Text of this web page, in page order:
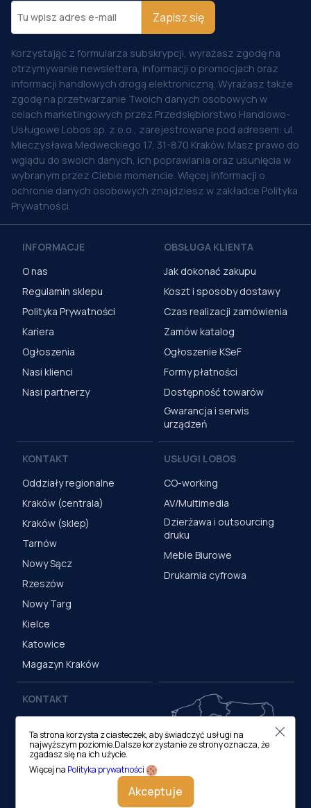
Zapisz się
Korzystając z formularza subskrypcji, wyrażasz zgodę na
otrzymywanie newslettera, informacji o promocjach oraz
informacji handlowych drogą elektroniczną. Wyrażasz także
zgodę na przetwarzanie Twoich danych osobowych w
celach marketingowych przez Przedsiębiorstwo Handlowo-
Usługowe Lobos sp. z o.o., zarejestrowane pod adresem: ul.
Mieczysława Medweckiego 17, 31-870 Kraków. Masz prawo do
wglądu do swoich danych, ich poprawiania oraz usunięcia w
wybranym przez Ciebie momencie. Więcej informacji o
ochronie danych osobowych znajdziesz w zakładce Polityka
Prywatności.
INFORMACJE
O nas
Regulamin sklepu
Polityka Prywatności
Kariera
Ogłoszenia
Nasi klienci
Nasi partnerzy
OBSŁUGA KLIENTA
Jak dokonać zakupu
Koszt i sposoby dostawy
Czas realizacji zamówienia
Zamów katalog
Ogłoszenie KSeF
Formy płatności
Dostępność towarów
Gwarancja i serwis
urządzeń
KONTAKT
Oddziały regionalne
Kraków (centrala)
Kraków (sklep)
Tarnów
Nowy Sącz
Rzeszów
Nowy Targ
Kielce
Katowice
Magazyn Kraków
USŁUGI LOBOS
CO-working
AV/Multimedia
Dzierżawa i outsourcing
druku
Meble Biurowe
Drukarnia cyfrowa
KONTAKT
ul. M. Medweckiego 17, 31-
870 Kraków
tel.:12 413 20 00
biuro@lobos.pl
Ta strona korzysta z ciasteczek, aby świadczyć usługi na
najwyższym poziomie.Dalsze korzystanie ze strony oznacza, że
zgadasz się na ich użycie.
Więcej na Polityka prywatności
Akceptuje